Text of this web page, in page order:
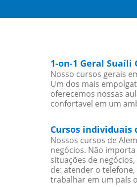
1-on-1 Geral Suaíli
Nosso cursos gerais
Um dos mais
oferecemos nossas
confortavel em um
Cursos individuais
Nossos cursos de
negócios. Não
situações de
de: atender o
trabalhar em um país